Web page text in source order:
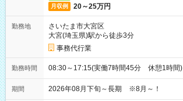
月収例 20～25万円
勤務地
さいたま市大宮区
大宮(埼玉県)駅から徒歩3分
事務代行業
勤務時間 08:30～17:15(実働7時間45分 休憩1時間)
期間 2026年08月下旬～長期 ※8月～！